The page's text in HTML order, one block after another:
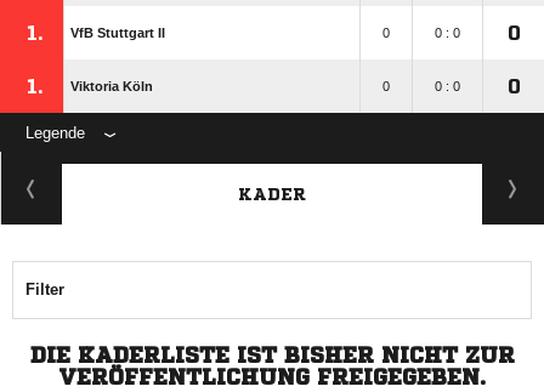
1. VfB Stuttgart II 0 0 : 0 0
1. Viktoria Köln 0 0 : 0 0
Legende
KADER
Filter
DIE KADERLISTE IST BISHER NICHT ZUR
VERÖFFENTLICHUNG FREIGEGEBEN.